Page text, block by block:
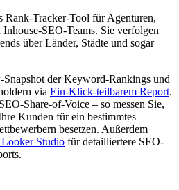
Rank-Tracker-Tool für Agenturen,
SEO-Teams. Sie verfolgen
über Länder, Städte und sogar
Snapshot der Keyword-Rankings und
via Ein-Klick-teilbarem Report.
Share-of-Voice – so messen Sie,
Kunden für ein bestimmtes
besetzen. Außerdem
Studio für detailliertere SEO-